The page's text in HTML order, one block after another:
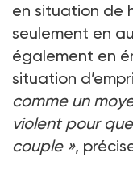
en situation de
seulement en
également en
situation
comme un
violent pour
couple »,